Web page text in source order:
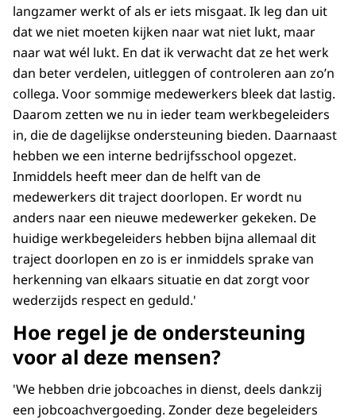
langzamer werkt of als er iets misgaat. Ik leg dan uit
dat we niet moeten kijken naar wat niet lukt, maar
naar wat wél lukt. En dat ik verwacht dat ze het werk
dan beter verdelen, uitleggen of controleren aan zo’n
collega. Voor sommige medewerkers bleek dat lastig.
Daarom zetten we nu in ieder team werkbegeleiders
in, die de dagelijkse ondersteuning bieden. Daarnaast
hebben we een interne bedrijfsschool opgezet.
Inmiddels heeft meer dan de helft van de
medewerkers dit traject doorlopen. Er wordt nu
anders naar een nieuwe medewerker gekeken. De
huidige werkbegeleiders hebben bijna allemaal dit
traject doorlopen en zo is er inmiddels sprake van
herkenning van elkaars situatie en dat zorgt voor
wederzijds respect en geduld.'
Hoe regel je de ondersteuning
voor al deze mensen?
'We hebben drie jobcoaches in dienst, deels dankzij
een jobcoachvergoeding. Zonder deze begeleiders